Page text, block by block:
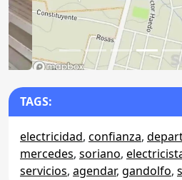
TAGS:
electricidad, confianza,
mercedes, soriano,
servicios, agendar, gandolfo,